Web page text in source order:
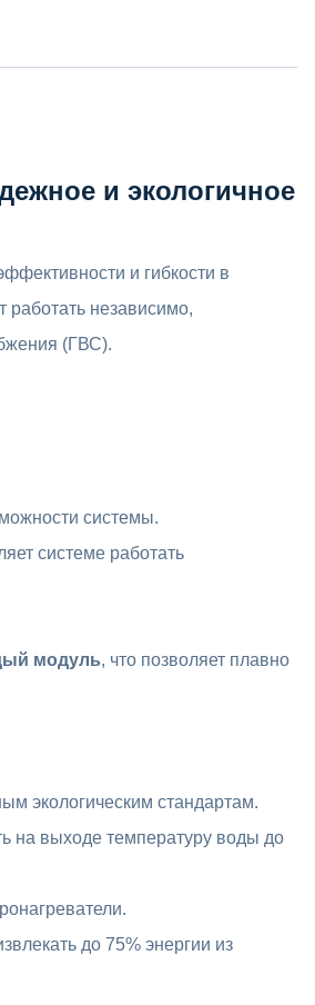
и экологичное
и гибкости в
независимо,
(ГВС).
системы.
системе работать
модуль, что позволяет плавно
экологическим стандартам.
на выходе температуру воды до
до 75% энергии из